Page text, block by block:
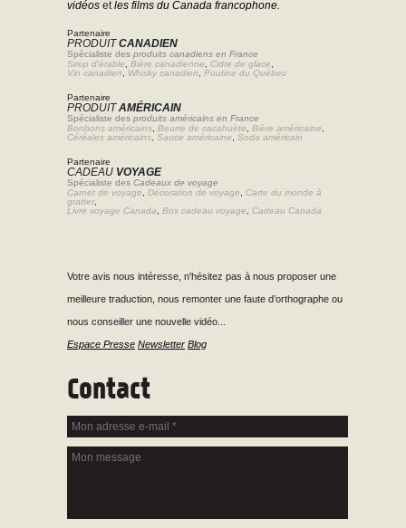
vidéos etles films du Canada francophone.
Partenaire
PRODUITCANADIEN
Spécialiste des produits canadiens en France
Sirop d'érable
Bière canadienne Cidre de glace
Vin canadien
Whisky canadien Poutine du Québec
Partenaire
PRODUITAMÉRICAIN
Spécialiste des produits américains en France
Bonbons américains Beurre de cacahuète Bière américaine
Céréales américains Sauce américaine Soda américain
Partenaire
CADEAU VOYAGE
Spécialiste des Cadeaux de voyage
Carnet de voyage
Décoration de voyage
Carte du monde à
gratter,
Livre voyage Canada
Box cadeau voyage Cadeau Canada
Votre avis nous intéresse, n'hésitez pas à nous proposer une
meilleure traduction, nous remonter une faute d’orthographe ou
nous conseiller une nouvelle vidéo...
Espace Presse Newsletter Blog
Contact
Mon adresse e-mail
Mon message